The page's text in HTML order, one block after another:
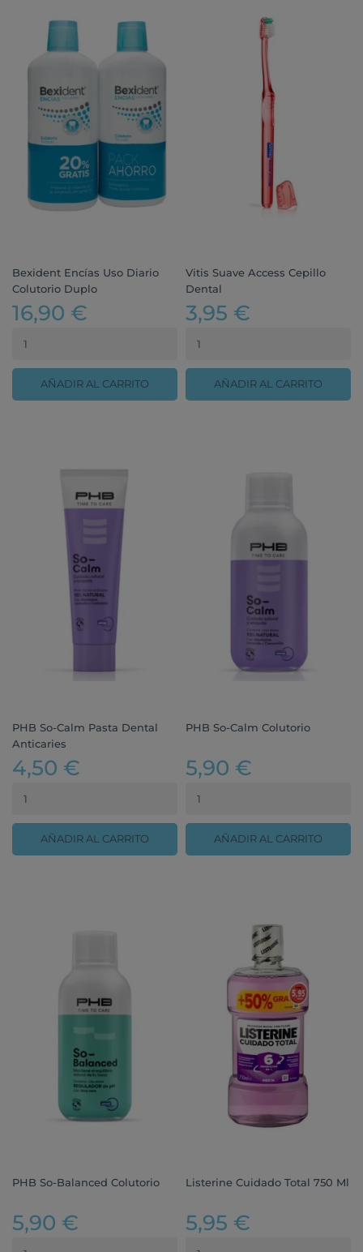
Bexident Encías Uso Diario
Colutorio Duplo
16,90 €
AÑADIR AL CARRITO
Vitis Suave Access Cepillo
Dental
3,95 €
AÑADIR AL CARRITO
PHB So-Calm Pasta Dental
Anticaries
4,50 €
AÑADIR AL CARRITO
PHB So-Calm Colutorio
5,90 €
AÑADIR AL CARRITO
PHB So-Balanced Colutorio
5,90 €
Listerine Cuidado Total 750 Ml
5,95 €